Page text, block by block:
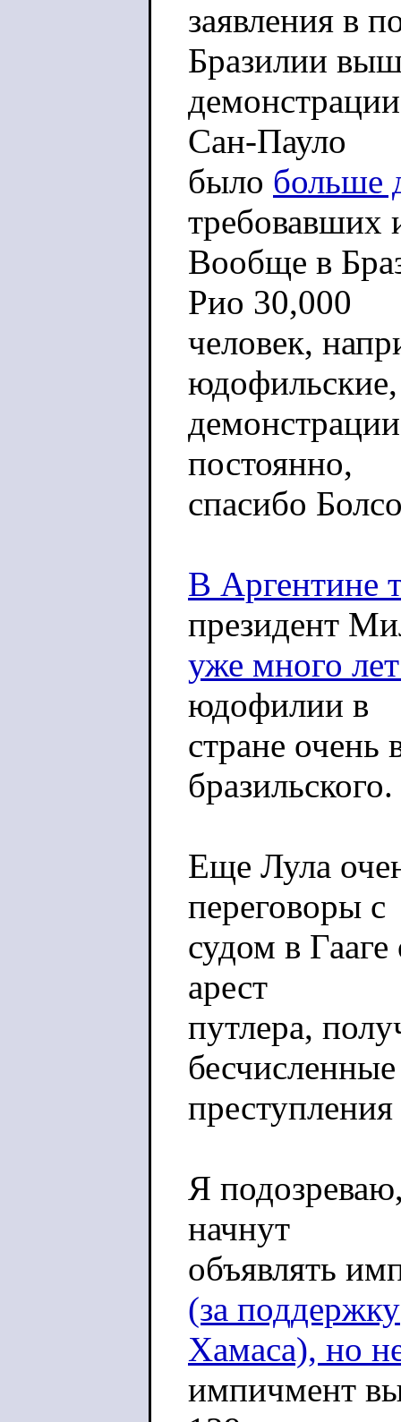
заявления в
Бразилии
Сан-Пауло
было больше
требовавших
Вообще в
Рио 30,000
человек,
юдофильские,
постоянно,
спасибо
В Аргентине
президент
уже много
юдофилии в
стране
бразильского.
Еще Лула
переговоры с
судом в
арест
путлера,
бесчисленные
Я
начнут
объявлять
(за поддержку
Хамаса), но
импичмент